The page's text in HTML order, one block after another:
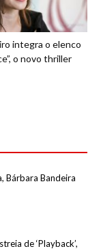
integra o elenco
o novo thriller
Bárbara Bandeira
de ‘Playback’,